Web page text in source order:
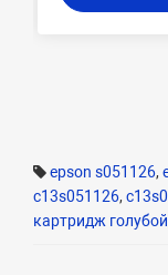
epson s051126,
c13s051126,
картридж голубой